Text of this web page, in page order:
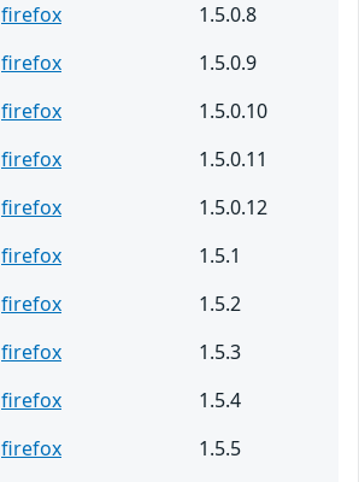
firefox
1.5.0.8
firefox
1.5.0.9
firefox
1.5.0.10
firefox
1.5.0.11
firefox
1.5.0.12
firefox
1.5.1
firefox
1.5.2
firefox
1.5.3
firefox
1.5.4
firefox
1.5.5